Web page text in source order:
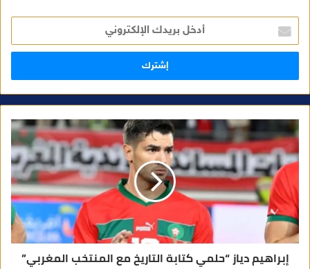
خ
ل
ر
ا
ل
إ
ل
ك
ر
و
ن
ي
إبراهيم دياز “حلمي كتابة التاريخ مع المنتخب المغربي”